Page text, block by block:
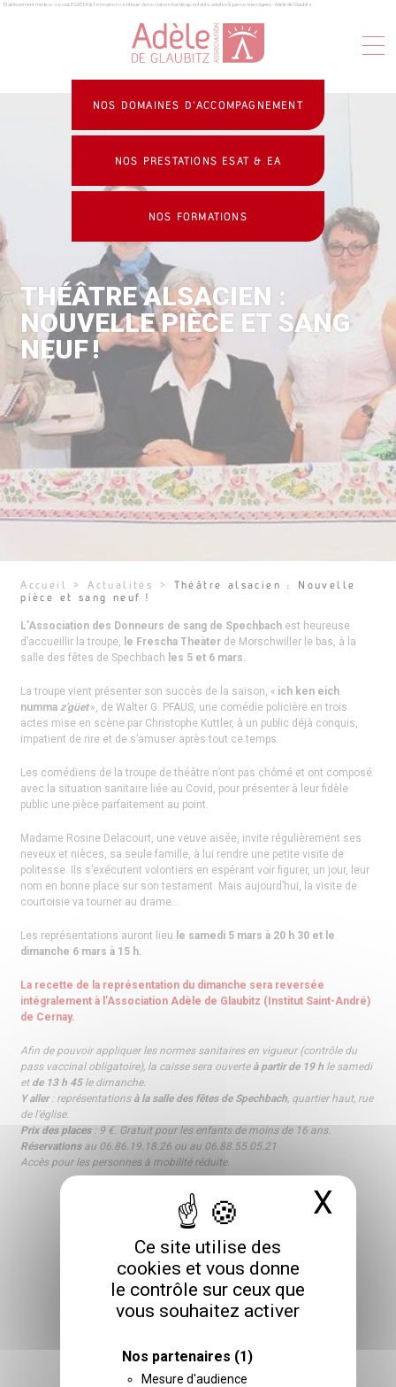
Panneau de gestion des cookies
Ce site utilise des
cookies et vous donne
le contrôle sur ceux que
vous souhaitez activer
Nos partenaires (1)
Mesure d'audience
X
Établissement médico-social, ESAT, EA & formation continue : Association handicap, enfants, adultes & personnes âgées - Adèle de Glaubitz
NOS DOMAINES D’ACCOMPAGNEMENT
NOS PRESTATIONS ESAT & EA
NOS FORMATIONS
THÉÂTRE ALSACIEN :
NOUVELLE PIÈCE ET SANG
NEUF !
Accueil >Actualités > Théâtre alsacien : Nouvelle
pièce et sang neuf !
L’Association des Donneurs de sang de Spechbach est heureuse
d’accueillir la troupe, le Frescha Theàter de Morschwiller le bas, à la
salle des fêtes de Spechbach les 5 et 6 mars.
La troupe vient présenter son succès de la saison, « ich ken eich
numma z’güet», de Walter G. PFAUS, une comédie policière en trois
actes mise en scène par Christophe Kuttler, à un public déjà conquis,
impatient de rire et de s’amuser après tout ce temps.
Les comédiens de la troupe de théâtre n’ont pas chômé et ont composé
avec la situation sanitaire liée au Covid, pour présenter à leur fidèle
public une pièce parfaitement au point.
Madame Rosine Delacourt, une veuve aisée, invite régulièrement ses
neveux et nièces, sa seule famille, à lui rendre une petite visite de
politesse. Ils s’exécutent volontiers en espérant voir figurer, un jour, leur
nom en bonne place sur son testament. Mais aujourd’hui, la visite de
courtoisie va tourner au drame…
Les représentations auront lieu le samedi 5 mars à 20 h 30 et le
dimanche 6 mars à 15 h.
La recette de la représentation du dimanche sera reversée
intégralement à l’Association Adèle de Glaubitz (Institut Saint-André)
de Cernay.
Afin de pouvoir appliquer les normes sanitaires en vigueur (contrôle du
pass vaccinal obligatoire), la caisse sera ouverte à partir de 19 h le samedi
et de 13 h 45le dimanche.
Y aller: représentations à la salle des fêtes de Spechbach, quartier haut, rue
de l’église.
Prix des places: 9 €. Gratuit pour les enfants de moins de 16 ans.
Réservationsau 06.86.19.18.26 ou au 06.88.55.05.21
Accès pour les personnes à mobilité réduite.